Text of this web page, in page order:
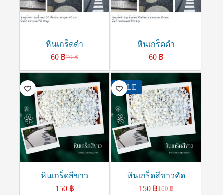
หินเกร็ดดำ
70฿
60 ฿
หินเกร็ดดำ
60 ฿
หินเกร็ดสีขาว
150 ฿
SALE
หินเกร็ดสีขาวคัด
160฿
150 ฿